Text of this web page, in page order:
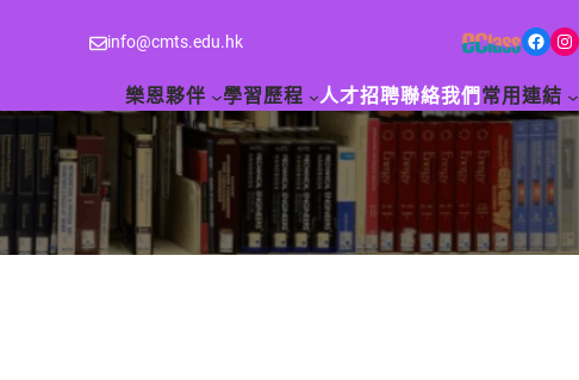
info@cmts.edu.hk Facebook Instagram
樂恩夥伴 學習歷程 人才招聘聯絡我們 常用連結